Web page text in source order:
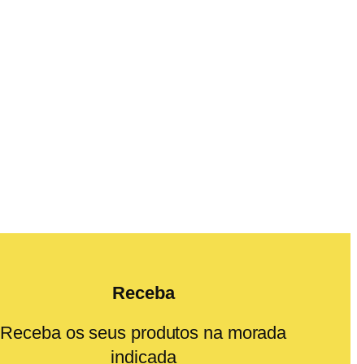
Receba
Receba os seus produtos na morada
indicada